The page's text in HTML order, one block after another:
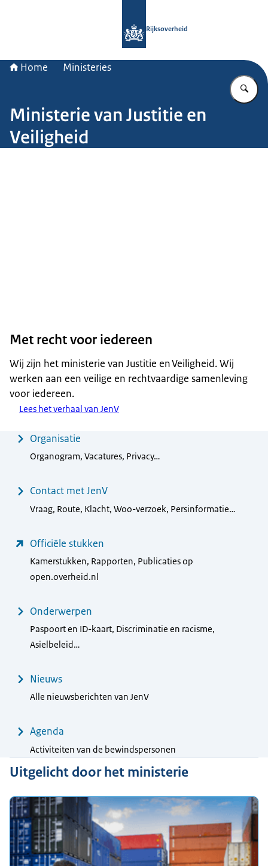
Rijksoverheid
Home Ministeries
Ministerie van Justitie en
Veiligheid
Met recht voor iedereen
Wij zijn het ministerie van Justitie en Veiligheid. Wij
werken aan een veilige en rechtvaardige samenleving
voor iedereen.
Lees het verhaal van JenV
MenuOrganisatie
Organogram, Vacatures, Privacy…
Contact met JenV
Vraag, Route, Klacht, Woo-verzoek, Persinformatie…
Officiële stukken
Kamerstukken, Rapporten, Publicaties op
open.overheid.nl
Onderwerpen
Paspoort en ID-kaart, Discriminatie en racisme,
Asielbeleid…
Nieuws
Alle nieuwsberichten van JenV
Agenda
Activiteiten van de bewindspersonen
Uitgelicht door het ministerie